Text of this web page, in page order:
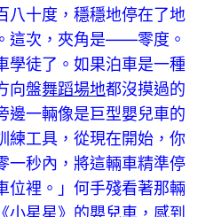
八十度，穩穩地停在了地
這次，夾角是——零度。
學徒了。如果泊車是一種
向盤舞蹈場地都沒摸過的
邊一輛像是巨型嬰兒車的
練工具，從現在開始，你
一秒內，將這輛車精準停
位裡。」何手殘看著那輛
小星星》的嬰兒車，感到